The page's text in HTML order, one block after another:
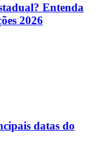
Entenda
2026
datas do